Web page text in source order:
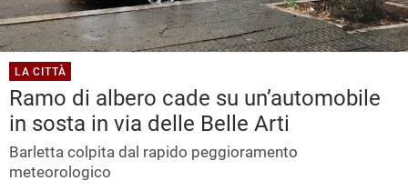
LA CITTÀ
Ramo di albero cade su un’automobile
in sosta in via delle Belle Arti
Barletta colpita dal rapido peggioramento
meteorologico